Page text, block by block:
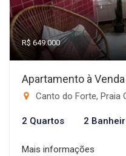
R$ 649.000
Apartamento à
Canto do Forte, Praia
2 Quartos 2
Mais informações